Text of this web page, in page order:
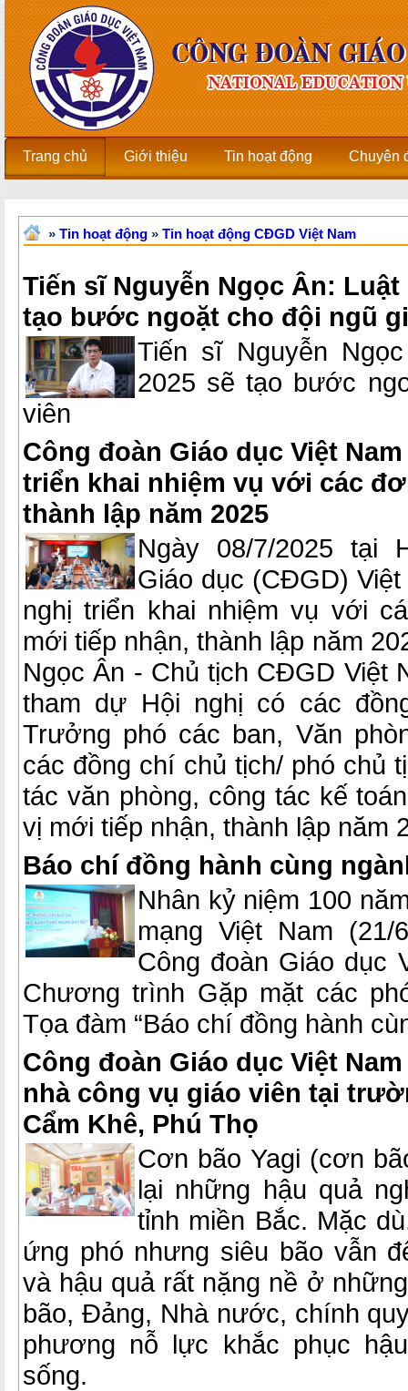
Trang chủ Giới thiệu Tin hoạt động Chuyên
» Tin hoạt động » Tin hoạt động CĐGD Việt Nam
Tiến sĩ Nguyễn Ngọc Ân: Luật
tạo bước ngoặt cho đội ngũ
Tiến sĩ Nguyễn
2025 sẽ tạo bước
viên
Công đoàn Giáo dục Việt
triển khai nhiệm vụ với các
thành lập năm 2025
Ngày 08/7/2025 tại
Giáo dục (CĐGD)
nghị triển khai nhiệm vụ với
mới tiếp nhận, thành lập năm
Ngọc Ân - Chủ tịch CĐGD Việt
tham dự Hội nghị có các
Trưởng phó các ban, Văn
các đồng chí chủ tịch/ phó chủ
tác văn phòng, công tác kế
vị mới tiếp nhận, thành lập năm
Báo chí đồng hành cùng
Nhân kỷ niệm 100
mạng Việt Nam (21/
Công đoàn Giáo dục
Chương trình Gặp mặt các
Tọa đàm “Báo chí đồng hành
Công đoàn Giáo dục Việt
nhà công vụ giáo viên tại
Cẩm Khê, Phú Thọ
Cơn bão Yagi (cơn
lại những hậu quả
tỉnh miền Bắc. Mặc
ứng phó nhưng siêu bão vẫn
và hậu quả rất nặng nề ở
bão, Đảng, Nhà nước, chính
phương nỗ lực khắc phục
sống.